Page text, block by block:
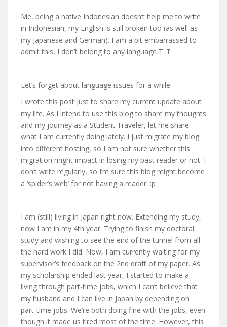
Me, being a native Indonesian doesn’t help me to write
in Indonesian, my English is still broken too (as well as
my Japanese and German). I am a bit embarrassed to
admit this, I don’t belong to any language T_T
Let’s forget about language issues for a while.
I wrote this post just to share my current update about
my life. As I intend to use this blog to share my thoughts
and my journey as a Student Traveler, let me share
what I am currently doing lately. I just migrate my blog
into different hosting, so I am not sure whether this
migration might impact in losing my past reader or not. I
don’t write regularly, so I’m sure this blog might become
a ‘spider’s web’ for not having a reader. :p
I am (still) living in Japan right now. Extending my study,
now I am in my 4th year. Trying to finish my doctoral
study and wishing to see the end of the tunnel from all
the hard work I did. Now, I am currently waiting for my
supervisor’s feedback on the 2nd draft of my paper. As
my scholarship ended last year, I started to make a
living through part-time jobs, which I can’t believe that
my husband and I can live in Japan by depending on
part-time jobs. We’re both doing fine with the jobs, even
though it made us tired most of the time. However, this